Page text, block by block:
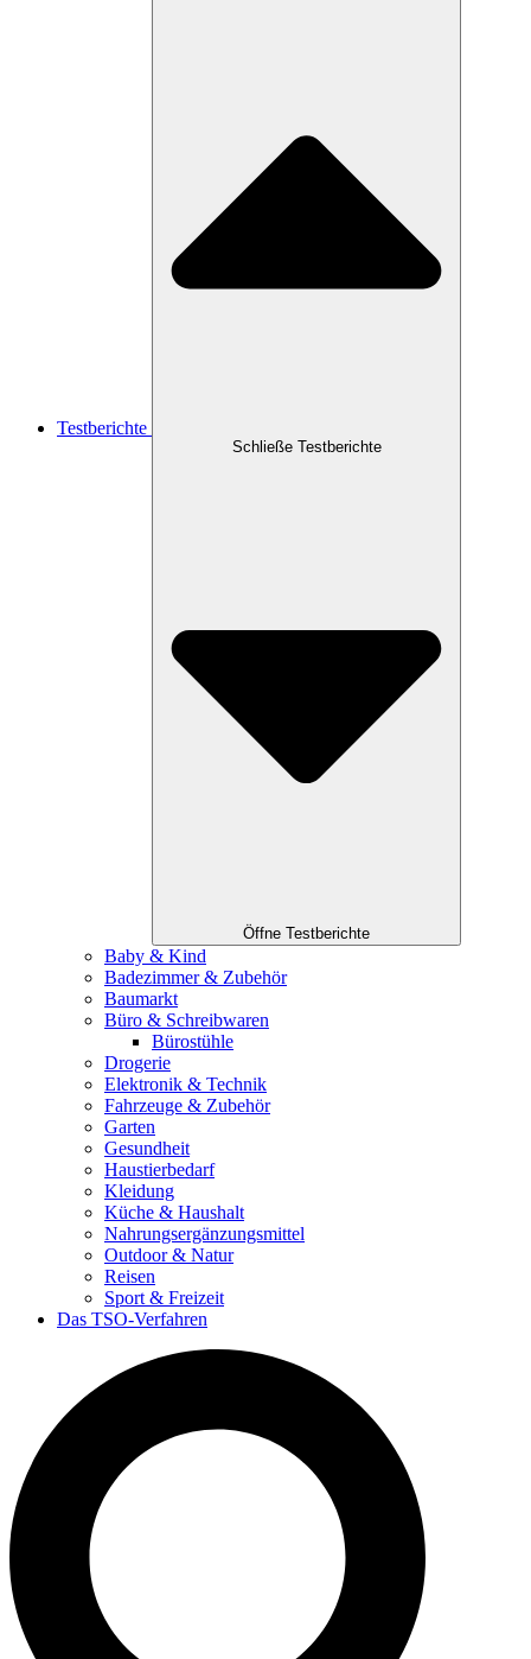
Testberichte
Schließe Testberichte
Öffne Testberichte
Baby & Kind
Badezimmer & Zubehör
Baumarkt
Büro & Schreibwaren
Bürostühle
Drogerie
Elektronik & Technik
Fahrzeuge & Zubehör
Garten
Gesundheit
Haustierbedarf
Kleidung
Küche & Haushalt
Nahrungsergänzungsmittel
Outdoor & Natur
Reisen
Sport & Freizeit
Das TSO-Verfahren